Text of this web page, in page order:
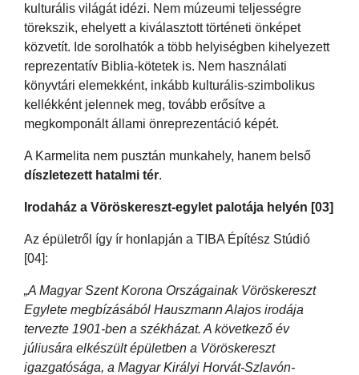
kulturális világát idézi. Nem múzeumi teljességre
törekszik, ehelyett a kiválasztott történeti önképet
közvetít. Ide sorolhatók a több helyiségben kihelyezett
reprezentatív Biblia-kötetek is. Nem használati
könyvtári elemekként, inkább kulturális-szimbolikus
kellékként jelennek meg, tovább erősítve a
megkomponált állami önreprezentáció képét.
A Karmelita nem pusztán munkahely, hanem belső
díszletezett hatalmi tér.
Irodaház a Vöröskereszt-egylet palotája helyén [03]
Az épületről így ír honlapján a TIBA Építész Stúdió
[04]:
„A Magyar Szent Korona Országainak Vöröskereszt
Egylete megbízásából Hauszmann Alajos irodája
tervezte 1901-ben a székházat. A következő év
júliusára elkészült épületben a Vöröskereszt
igazgatósága, a Magyar Királyi Horvát‐Szlavón‐